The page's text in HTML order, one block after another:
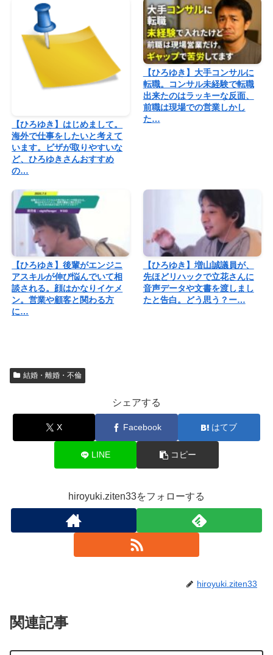
【ひろゆき】はじめまして。
海外で仕事をしたいと考えて
います。ビザが取りやすいな
ど、ひろゆきさんおすすめ
の…
【ひろゆき】大手コンサルに
転職。コンサル未経験で転職
出来たのはラッキーな反面、
前職は現場での営業しかし
た…
【ひろゆき】後輩がエンジニ
アスキルが伸び悩んでいて相
談される。顔はかなりイケメ
ン。営業や顧客と関わる方
に…
【ひろゆき】増山誠議員が、
先ほどリハックで立花さんに
音声データや文書を渡しまし
たと告白。どう思う？ー…
結婚・離婚・不倫
シェアする
X Facebook はてブ
LINE コピー
hiroyuki.ziten33をフォローする
hiroyuki.ziten33
関連記事